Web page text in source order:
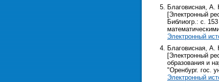
Благовисная, А.
[Электронный
Библиогр.: с.
Электронный
Благовисная, А.
[Электронный
образования и
"Оренбург. гос.
Электронный